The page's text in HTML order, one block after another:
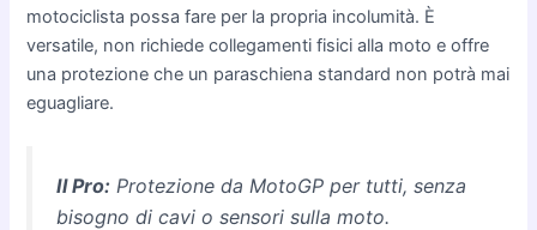
motociclista possa fare per la propria incolumità. È
versatile, non richiede collegamenti fisici alla moto e offre
una protezione che un paraschiena standard non potrà mai
eguagliare.
Il Pro: Protezione da MotoGP per tutti, senza
bisogno di cavi o sensori sulla moto.